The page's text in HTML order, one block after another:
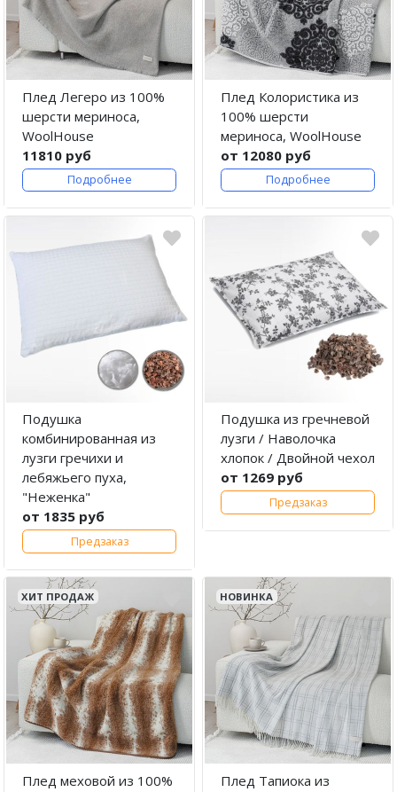
Плед Легеро из 100%
шерсти мериноса,
WoolHouse
11810 руб
Подробнее
Плед Колористика из
100% шерсти
мериноса, WoolHouse
от 12080 руб
Подробнее
Подушка
комбинированная из
лузги гречихи и
лебяжьего пуха,
"Неженка"
от 1835 руб
Предзаказ
Подушка из гречневой
лузги / Наволочка
хлопок / Двойной чехол
от 1269 руб
Предзаказ
ХИТ ПРОДАЖ
Плед меховой из 100%
НОВИНКА
Плед Тапиока из